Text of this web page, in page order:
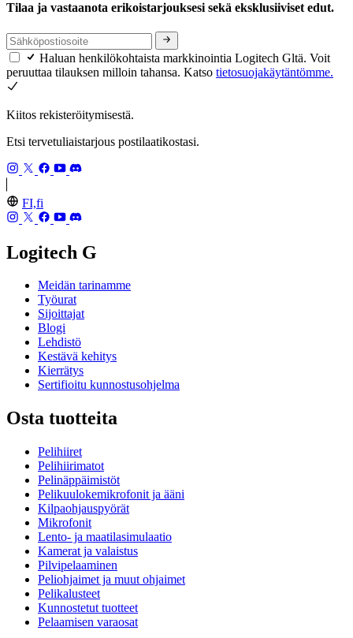
Tilaa ja vastaanota erikoistarjouksesi sekä eksklusiiviset edut.
Haluan henkilökohtaista markkinointia Logitech Gltä. Voit
peruuttaa tilauksen milloin tahansa. Katso tietosuojakäytäntömme.
Kiitos rekisteröitymisestä.
Etsi tervetuliaistarjous postilaatikostasi.
FI,fi
Logitech G
Meidän tarinamme
Työurat
Sijoittajat
Blogi
Lehdistö
Kestävä kehitys
Kierrätys
Sertifioitu kunnostusohjelma
Osta tuotteita
Pelihiiret
Pelihiirimatot
Pelinäppäimistöt
Pelikuulokemikrofonit ja ääni
Kilpaohjauspyörät
Mikrofonit
Lento- ja maatilasimulaatio
Kamerat ja valaistus
Pilvipelaaminen
Peliohjaimet ja muut ohjaimet
Pelikalusteet
Kunnostetut tuotteet
Pelaamisen varaosat